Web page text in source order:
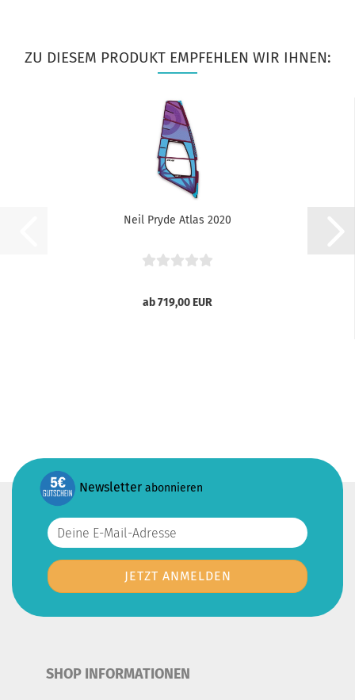
ZU DIESEM PRODUKT EMPFEHLEN WIR IHNEN:
Neil Pryde Atlas 2020
ab 719,00 EUR
Newsletter abonnieren
SHOP INFORMATIONEN